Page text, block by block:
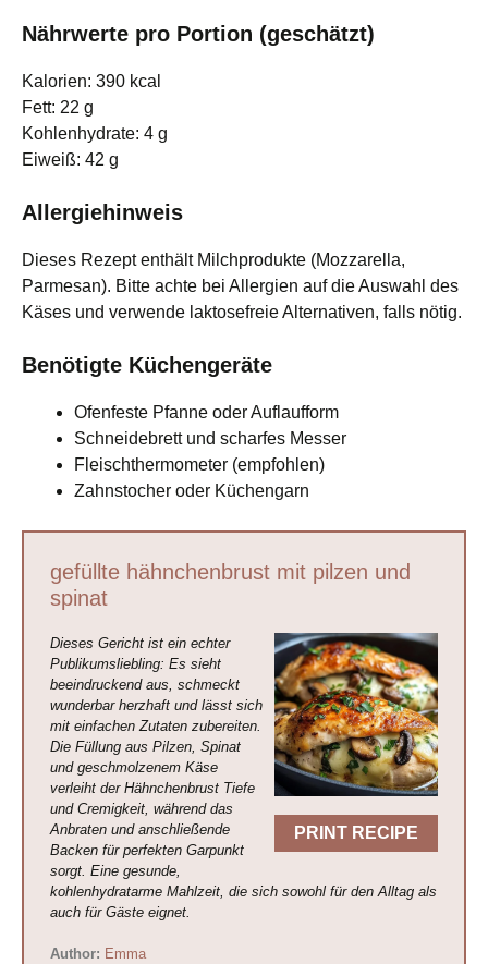
Nährwerte pro Portion (geschätzt)
Kalorien: 390 kcal
Fett: 22 g
Kohlenhydrate: 4 g
Eiweiß: 42 g
Allergiehinweis
Dieses Rezept enthält Milchprodukte (Mozzarella,
Parmesan). Bitte achte bei Allergien auf die Auswahl des
Käses und verwende laktosefreie Alternativen, falls nötig.
Benötigte Küchengeräte
Ofenfeste Pfanne oder Auflaufform
Schneidebrett und scharfes Messer
Fleischthermometer (empfohlen)
Zahnstocher oder Küchengarn
gefüllte hähnchenbrust mit pilzen und
spinat
PRINT RECIPE
Dieses Gericht ist ein echter
Publikumsliebling: Es sieht
beeindruckend aus, schmeckt
wunderbar herzhaft und lässt sich
mit einfachen Zutaten zubereiten.
Die Füllung aus Pilzen, Spinat
und geschmolzenem Käse
verleiht der Hähnchenbrust Tiefe
und Cremigkeit, während das
Anbraten und anschließende
Backen für perfekten Garpunkt
sorgt. Eine gesunde,
kohlenhydratarme Mahlzeit, die sich sowohl für den Alltag als
auch für Gäste eignet.
Author: Emma